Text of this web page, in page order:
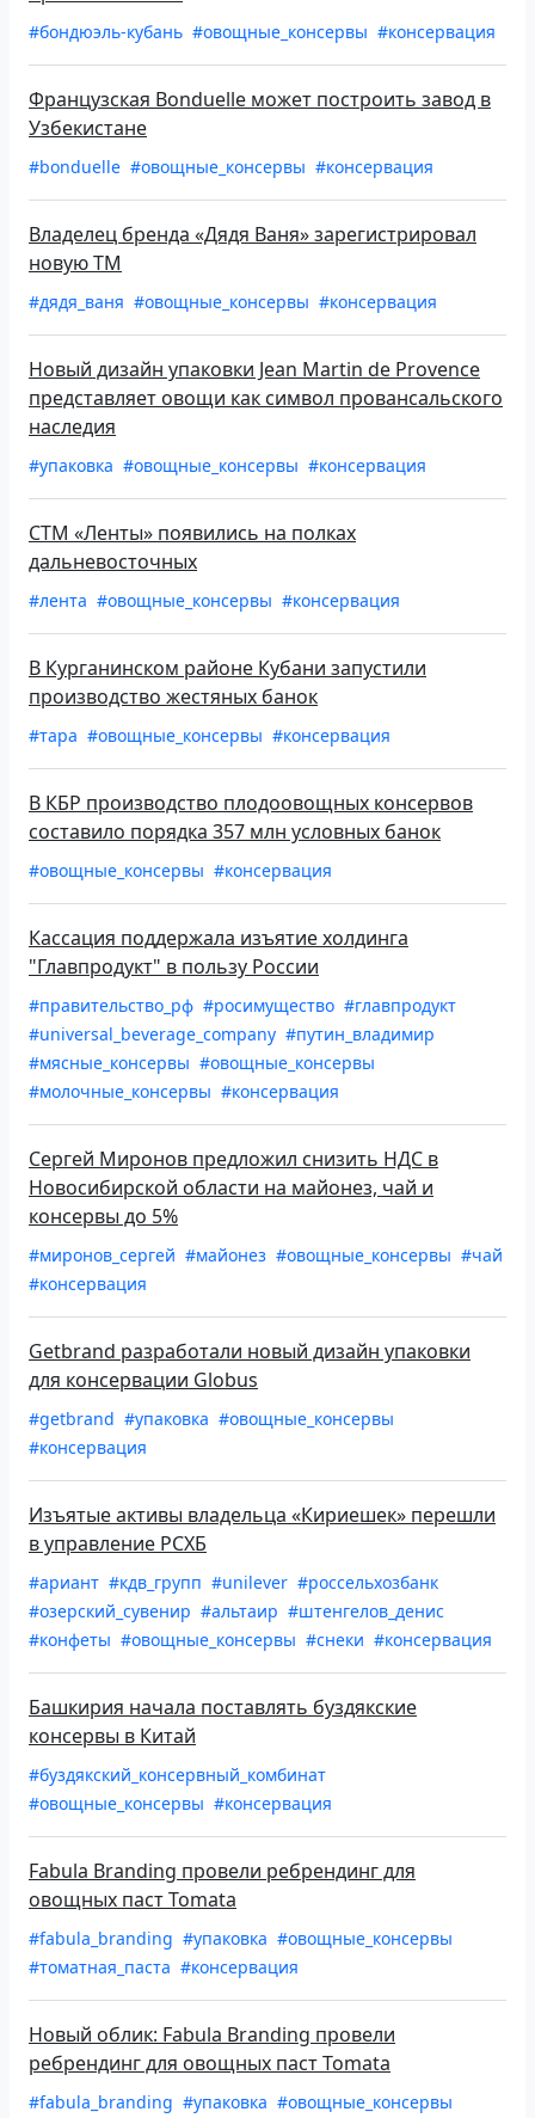
#бондюэль-кубань #овощные_консервы #консервация
Французская Bonduelle может построить завод в
Узбекистане
#bonduelle #овощные_консервы #консервация
Владелец бренда «Дядя Ваня» зарегистрировал
новую ТМ
#дядя_ваня #овощные_консервы #консервация
Новый дизайн упаковки Jean Martin de Provence
представляет овощи как символ провансальского
наследия
#упаковка #овощные_консервы #консервация
СТМ «Ленты» появились на полках
дальневосточных
#лента #овощные_консервы #консервация
В Курганинском районе Кубани запустили
производство жестяных банок
#тара #овощные_консервы #консервация
В КБР производство плодоовощных консервов
составило порядка 357 млн условных банок
#овощные_консервы #консервация
Кассация поддержала изъятие холдинга
"Главпродукт" в пользу России
#правительство_рф #росимущество #главпродукт
#universal_beverage_company #путин_владимир
#мясные_консервы #овощные_консервы
#молочные_консервы #консервация
Сергей Миронов предложил снизить НДС в
Новосибирской области на майонез, чай и
консервы до 5%
#миронов_сергей #майонез #овощные_консервы #чай
#консервация
Getbrand разработали новый дизайн упаковки
для консервации Globus
#getbrand #упаковка #овощные_консервы
#консервация
Изъятые активы владельца «Кириешек» перешли
в управление РСХБ
#ариант #кдв_групп #unilever #россельхозбанк
#озерский_сувенир #альтаир #штенгелов_денис
#конфеты #овощные_консервы #снеки #консервация
Башкирия начала поставлять буздякские
консервы в Китай
#буздякский_консервный_комбинат
#овощные_консервы #консервация
Fabula Branding провели ребрендинг для
овощных паст Tomata
#fabula_branding #упаковка #овощные_консервы
#томатная_паста #консервация
Новый облик: Fabula Branding провели
ребрендинг для овощных паст Tomata
#fabula_branding #упаковка #овощные_консервы